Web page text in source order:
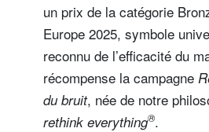
un prix de la catégorie
Europe 2025, symbole
reconnu de l’efficacité du
récompense la campagne
du bruit, née de notre
rethink everything®.